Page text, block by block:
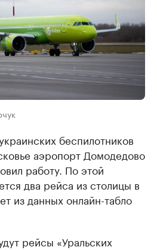
беспилотников
аэропорт Домодедово
работу. По этой
два рейса из столицы в
из данных онлайн-табло
рейсы «Уральских